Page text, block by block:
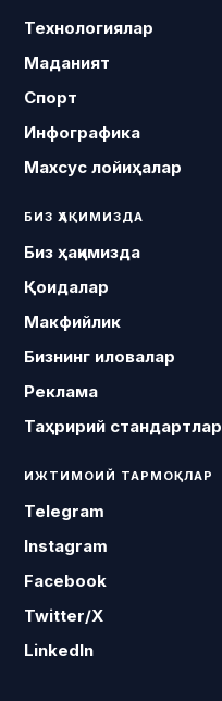
Технологиялар
Маданият
Спорт
Инфографика
Махсус лойиҳалар
БИЗ ҲАҚИМИЗДА
Биз ҳақимизда
Қоидалар
Макфийлик
Бизнинг иловалар
Реклама
Таҳририй стандартлар
ИЖТИМОИЙ ТАРМОҚЛАР
Telegram
Instagram
Facebook
Twitter/X
LinkedIn